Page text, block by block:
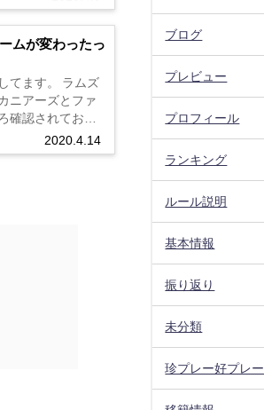
ニフォーム変更
ムが変わったっ
2020.4.14
てます。 ラムズ
ニアーズとファ
確認されており
the ...
ブログ
プレビュー
プロフィール
ランキング
ルール説明
基本情報
振り返り
未分類
珍プレー好プレー